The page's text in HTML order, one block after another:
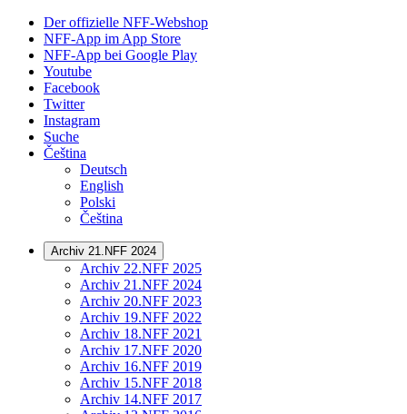
Der offizielle NFF-Webshop
NFF-App im App Store
NFF-App bei Google Play
Youtube
Facebook
Twitter
Instagram
Suche
Čeština
Deutsch
English
Polski
Čeština
Archiv 21.NFF 2024
Archiv 22.NFF 2025
Archiv 21.NFF 2024
Archiv 20.NFF 2023
Archiv 19.NFF 2022
Archiv 18.NFF 2021
Archiv 17.NFF 2020
Archiv 16.NFF 2019
Archiv 15.NFF 2018
Archiv 14.NFF 2017